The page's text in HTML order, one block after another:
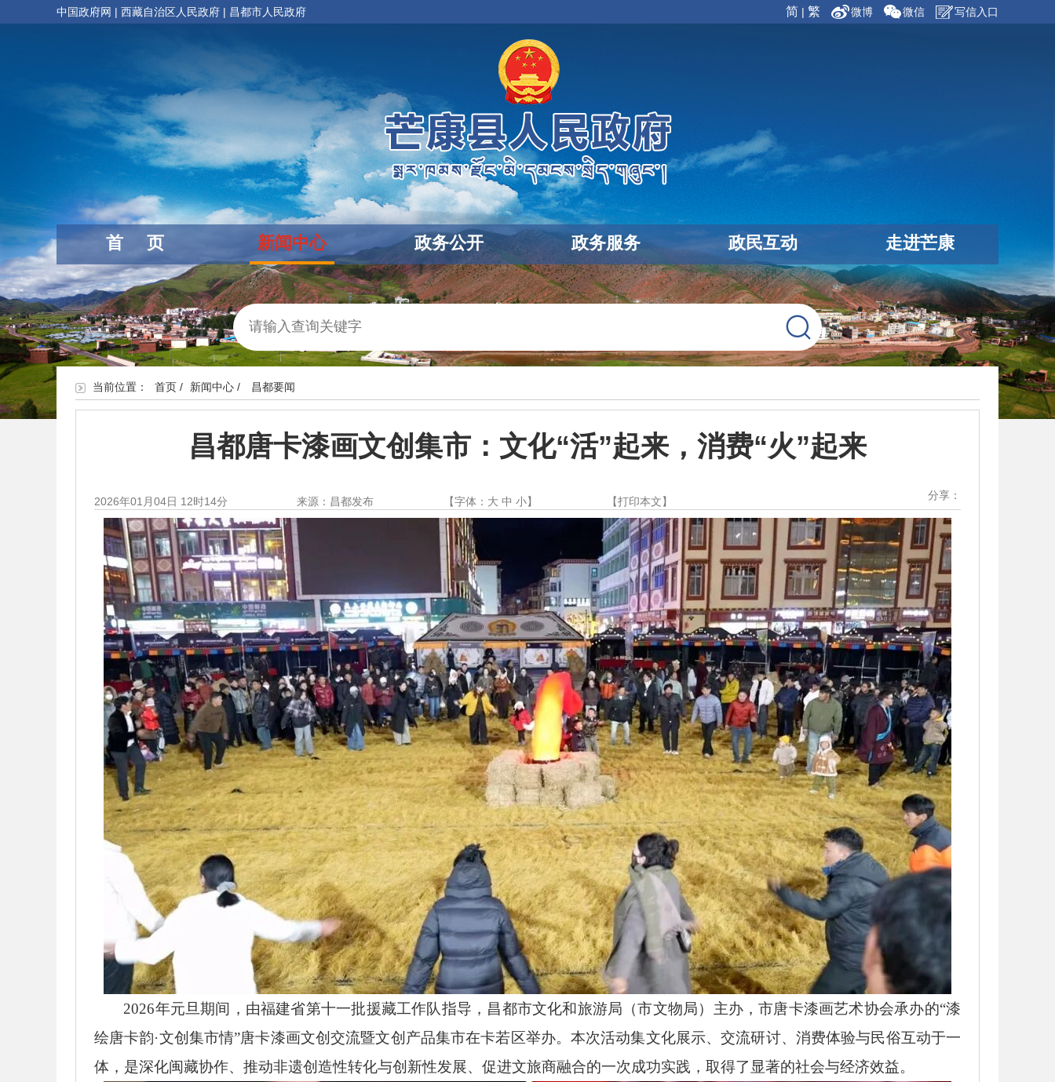
中国政府网 | 西藏自治区人民政府 | 昌都市人民政府 简 | 繁 微博 微信 写信入口
首 页 新闻中心 政务公开 政务服务 政民互动 走进芒康

当前位置： 首页 / 新闻中心 / 昌都要闻
昌都唐卡漆画文创集市：文化“活”起来，消费“火”起来
2026年01月04日 12时14分 来源：昌都发布 【字体： 大 中 小】 【打印本文】 分享：
2026年元旦期间，由福建省第十一批援藏工作队指导，昌都市文化和旅游局（市文物局）主办，市唐卡漆画艺术协会承办的“漆
绘唐卡韵·文创集市情”唐卡漆画文创交流暨文创产品集市在卡若区举办。本次活动集文化展示、交流研讨、消费体验与民俗互动于一
体，是深化闽藏协作、推动非遗创造性转化与创新性发展、促进文旅商融合的一次成功实践，取得了显著的社会与经济效益。